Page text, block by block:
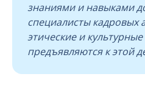
знаниями и навыками
специалисты кадровых
этические и
предъявляются к этой